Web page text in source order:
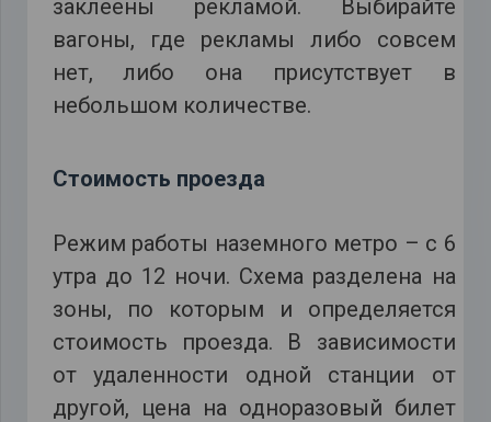
заклеены рекламой. Выбирайте
вагоны, где рекламы либо совсем
нет, либо она присутствует в
небольшом количестве.
Стоимость проезда
Режим работы наземного метро – с 6
утра до 12 ночи. Схема разделена на
зоны, по которым и определяется
стоимость проезда. В зависимости
от удаленности одной станции от
другой, цена на одноразовый билет